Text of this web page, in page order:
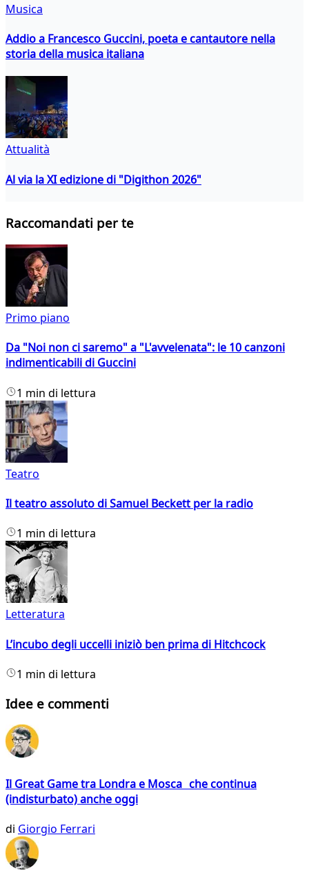
Musica
Addio a Francesco Guccini, poeta e cantautore nella
storia della musica italiana
Attualità
Al via la XI edizione di "Digithon 2026"
Raccomandati per te
Primo piano
Da "Noi non ci saremo" a "L'avvelenata": le 10 canzoni
indimenticabili di Guccini
1 min di lettura
Teatro
Il teatro assoluto di Samuel Beckett per la radio
1 min di lettura
Letteratura
L’incubo degli uccelli iniziò ben prima di Hitchcock
1 min di lettura
Idee e commenti
Il Great Game tra Londra e Mosca che continua
(indisturbato) anche oggi
di Giorgio Ferrari